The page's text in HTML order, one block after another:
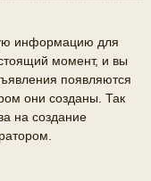
информацию для
момент, и вы
появляются
они созданы. Так
на создание